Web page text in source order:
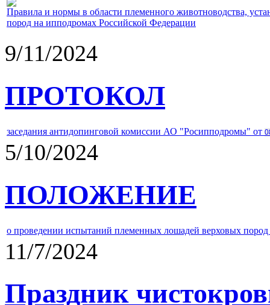
Правила и нормы в области племенного животноводства,
пород на ипподромах Российской Федерации
9/11/2024
ПРОТОКОЛ
заседания антидопинговой комиссии АО "Росипподромы" от
5/10/2024
ПОЛОЖЕНИЕ
о проведении испытаний племенных лошадей верховых
11/7/2024
Праздник